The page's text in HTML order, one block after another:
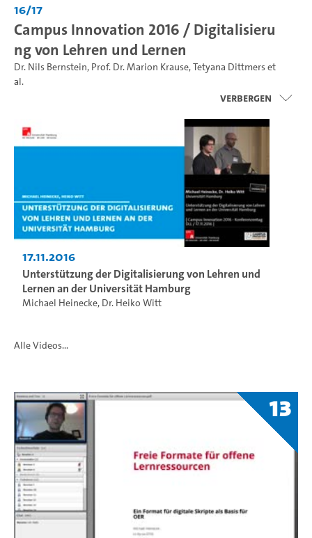
16/17
Campus Innovation 2016 / Digitalisieru
ng von Lehren und Lernen
Dr. Nils Bernstein, Prof. Dr. Marion Krause,Tetyana Dittmerset
al.
Verbergen
17.11.2016
Unterstützung der Digitalisierung von Lehren und
Lernen an der Universität Hamburg
Michael Heinecke, Dr. Heiko Witt
Alle Videos...
13